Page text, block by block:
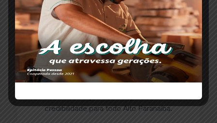
ESCRITO POR
Redação Paranaíba Agora
O portal Paranaíba Agora completa oito anos
credibilidade para todo Alto Paranaíba.